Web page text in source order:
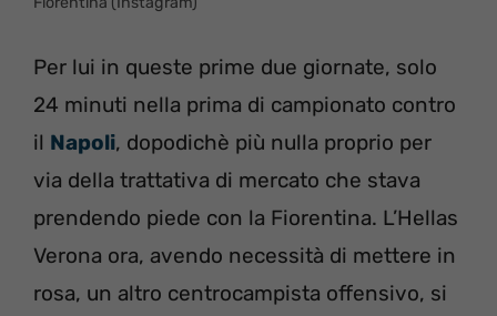
Per lui in queste prime due giornate, solo
24 minuti nella prima di campionato contro
il Napoli, dopodichè più nulla proprio per
via della trattativa di mercato che stava
prendendo piede con la Fiorentina. L’Hellas
Verona ora, avendo necessità di mettere in
rosa, un altro centrocampista offensivo, si